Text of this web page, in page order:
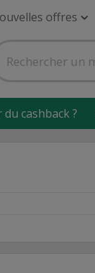
offres
cashback ?